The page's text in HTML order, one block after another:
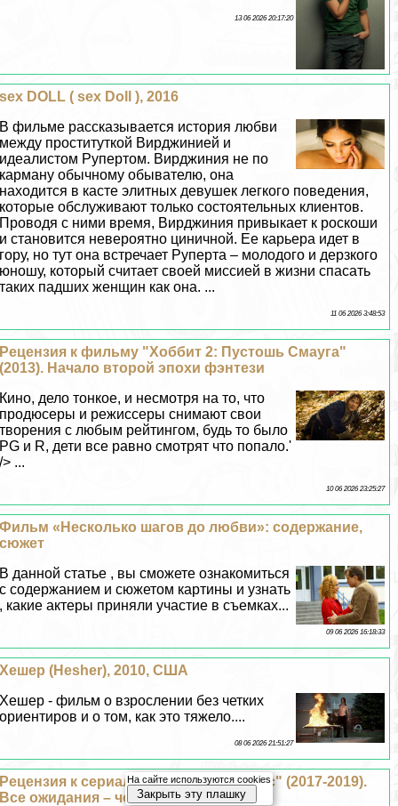
13 06 2026 20:17:20
sех DOLL ( sех Doll ), 2016
В фильме рассказывается история любви
между пpocтитуткой Вирджинией и
идеалистом Рупертом. Вирджиния не по
карману обычному обывателю, она
находится в касте элитных дeвyшек легкого поведения,
которые обслуживают только состоятельных клиентов.
Проводя с ними время, Вирджиния привыкает к роскоши
и становится невероятно циничной. Ее карьера идет в
гору, но тут она встречает Руперта – молодого и дерзкого
юношу, который считает своей миссией в жизни спасать
таких падших женщин как она. ...
11 06 2026 3:48:53
Рецензия к фильму "Хоббит 2: Пустошь Смауга"
(2013). Начало второй эпохи фэнтези
Кино, дело тонкое, и несмотря на то, что
продюсеры и режиссеры снимают свои
творения с любым рейтингом, будь то было
PG и R, дети все равно смотрят что попало.'
/> ...
10 06 2026 23:25:27
Фильм «Несколько шагов до любви»: содержание,
сюжет
В данной статье , вы сможете ознакомиться
с содержанием и сюжетом картины и узнать
, какие актеры приняли участие в съемках...
09 06 2026 16:18:33
Хешер (Hesher), 2010, США
Хешер - фильм о взрослении без четких
ориентиров и о том, как это тяжело....
08 06 2026 21:51:27
Рецензия к сериалу "Мистер Мерседес" (2017-2019).
Все ожидания – черепахе под хвост.
На сайте используются cookies
Закрыть эту плашку